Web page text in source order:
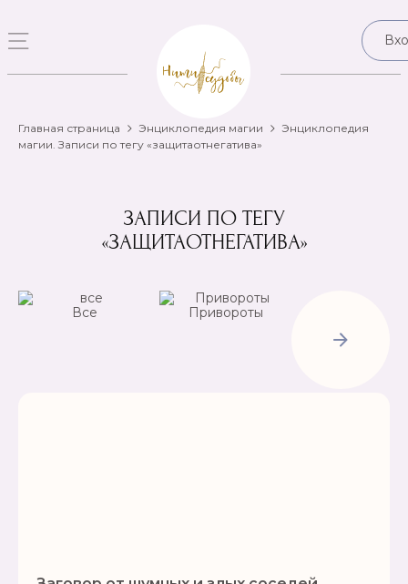
Главная страница Энциклопедия магии
Энциклопедия
магии. Записи по тегу «защитаотнегатива»
ЗАПИСИ ПО ТЕГУ
«ЗАЩИТАОТНЕГАТИВА»
Все
Привороты
Рассорки